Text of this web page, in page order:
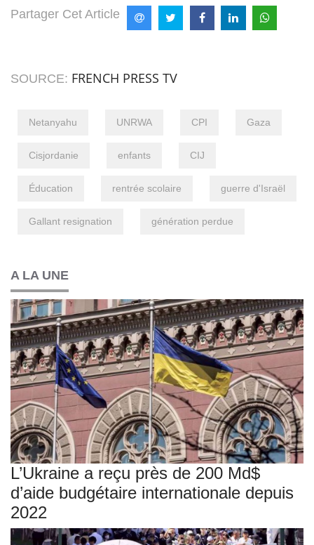
Partager Cet Article
SOURCE: FRENCH PRESS TV
Netanyahu UNRWA CPI Gaza
Cisjordanie enfants CIJ
Éducation rentrée scolaire guerre d'Israël
Gallant resignation génération perdue
A LA UNE
L’Ukraine a reçu près de 200 Md$
d’aide budgétaire internationale depuis
2022